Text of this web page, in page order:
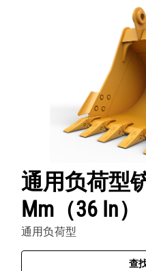
通用负荷型
Mm（36 In
通用负荷型
查